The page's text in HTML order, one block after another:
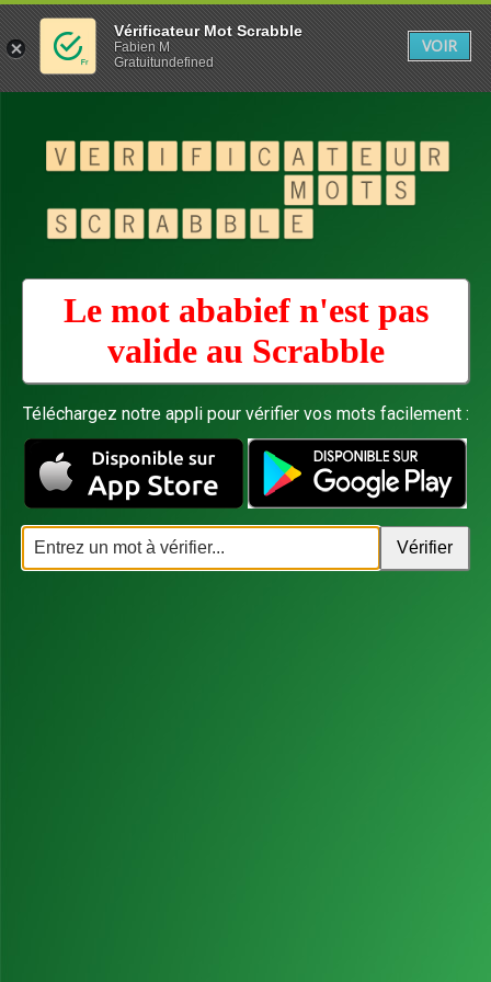
Le mot ababief n'est pas
valide au Scrabble
Téléchargez notre appli pour vérifier vos mots facilement :
Vérificateur Mot Scrabble
Fabien M
Gratuitundefined
VOIR